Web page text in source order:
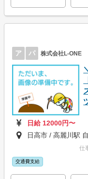
ア パ 株式会社L-ONE
日給 12000円〜
日高市 / 高麗川駅
仕
交通費支給